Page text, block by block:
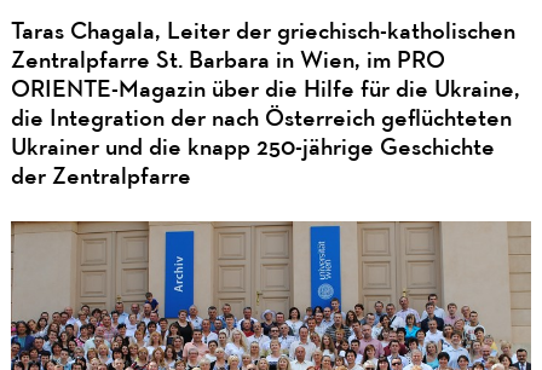
Taras Chagala, Leiter der griechisch-katholischen
Zentralpfarre St. Barbara in Wien, im PRO
ORIENTE-Magazin über die Hilfe für die Ukraine,
die Integration der nach Österreich geflüchteten
Ukrainer und die knapp 250-jährige Geschichte
der Zentralpfarre